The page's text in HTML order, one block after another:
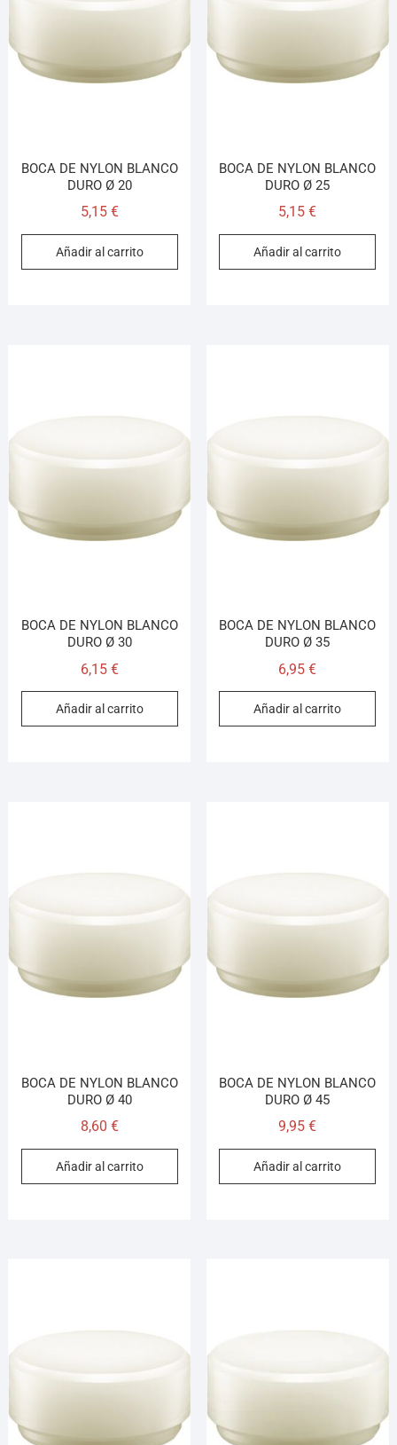
BOCA DE NYLON BLANCO
DURO Ø 20
5,15 €
Añadir al carrito
BOCA DE NYLON BLANCO
DURO Ø 25
5,15€
Añadir al carrito
BOCA DE NYLON BLANCO
DURO Ø 30
6,15 €
Añadir al carrito
BOCA DE NYLON BLANCO
DURO Ø 35
6,95€
Añadir al carrito
BOCA DE NYLON BLANCO
DURO Ø 40
8,60 €
Añadir al carrito
BOCA DE NYLON BLANCO
DURO Ø 45
9,95€
Añadir al carrito